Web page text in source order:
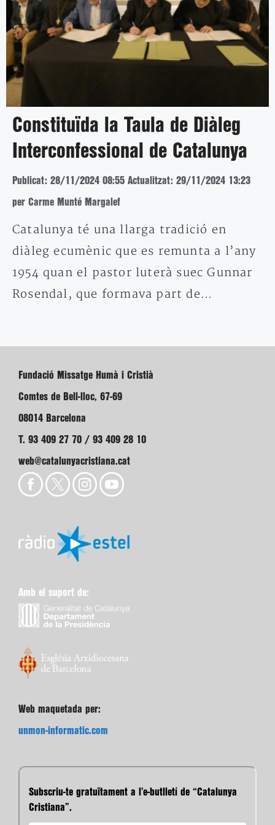
Constituïda la Taula de Diàleg
Interconfessional de Catalunya
Publicat: 28/11/2024 08:55 Actualitzat: 29/11/2024 13:23
per Carme Munté Margalef
Catalunya té una llarga tradició en
diàleg ecumènic que es remunta a l’any
1954 quan el pastor luterà suec Gunnar
Rosendal, que formava part de…
Fundació Missatge Humà i Cristià
Comtes de Bell-lloc, 67-69
08014 Barcelona
T. 93 409 27 70 / 93 409 28 10
web@catalunyacristiana.cat
Amb el suport de:
Web maquetada per:
unmon-informatic.com
Subscriu-te gratuïtament a l’e-butlletí de “Catalunya
Cristiana”.